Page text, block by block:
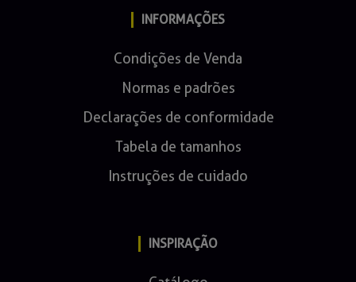
INFORMAÇÕES
Condições de Venda
Normas e padrões
Declarações de conformidade
Tabela de tamanhos
Instruções de cuidado
INSPIRAÇÃO